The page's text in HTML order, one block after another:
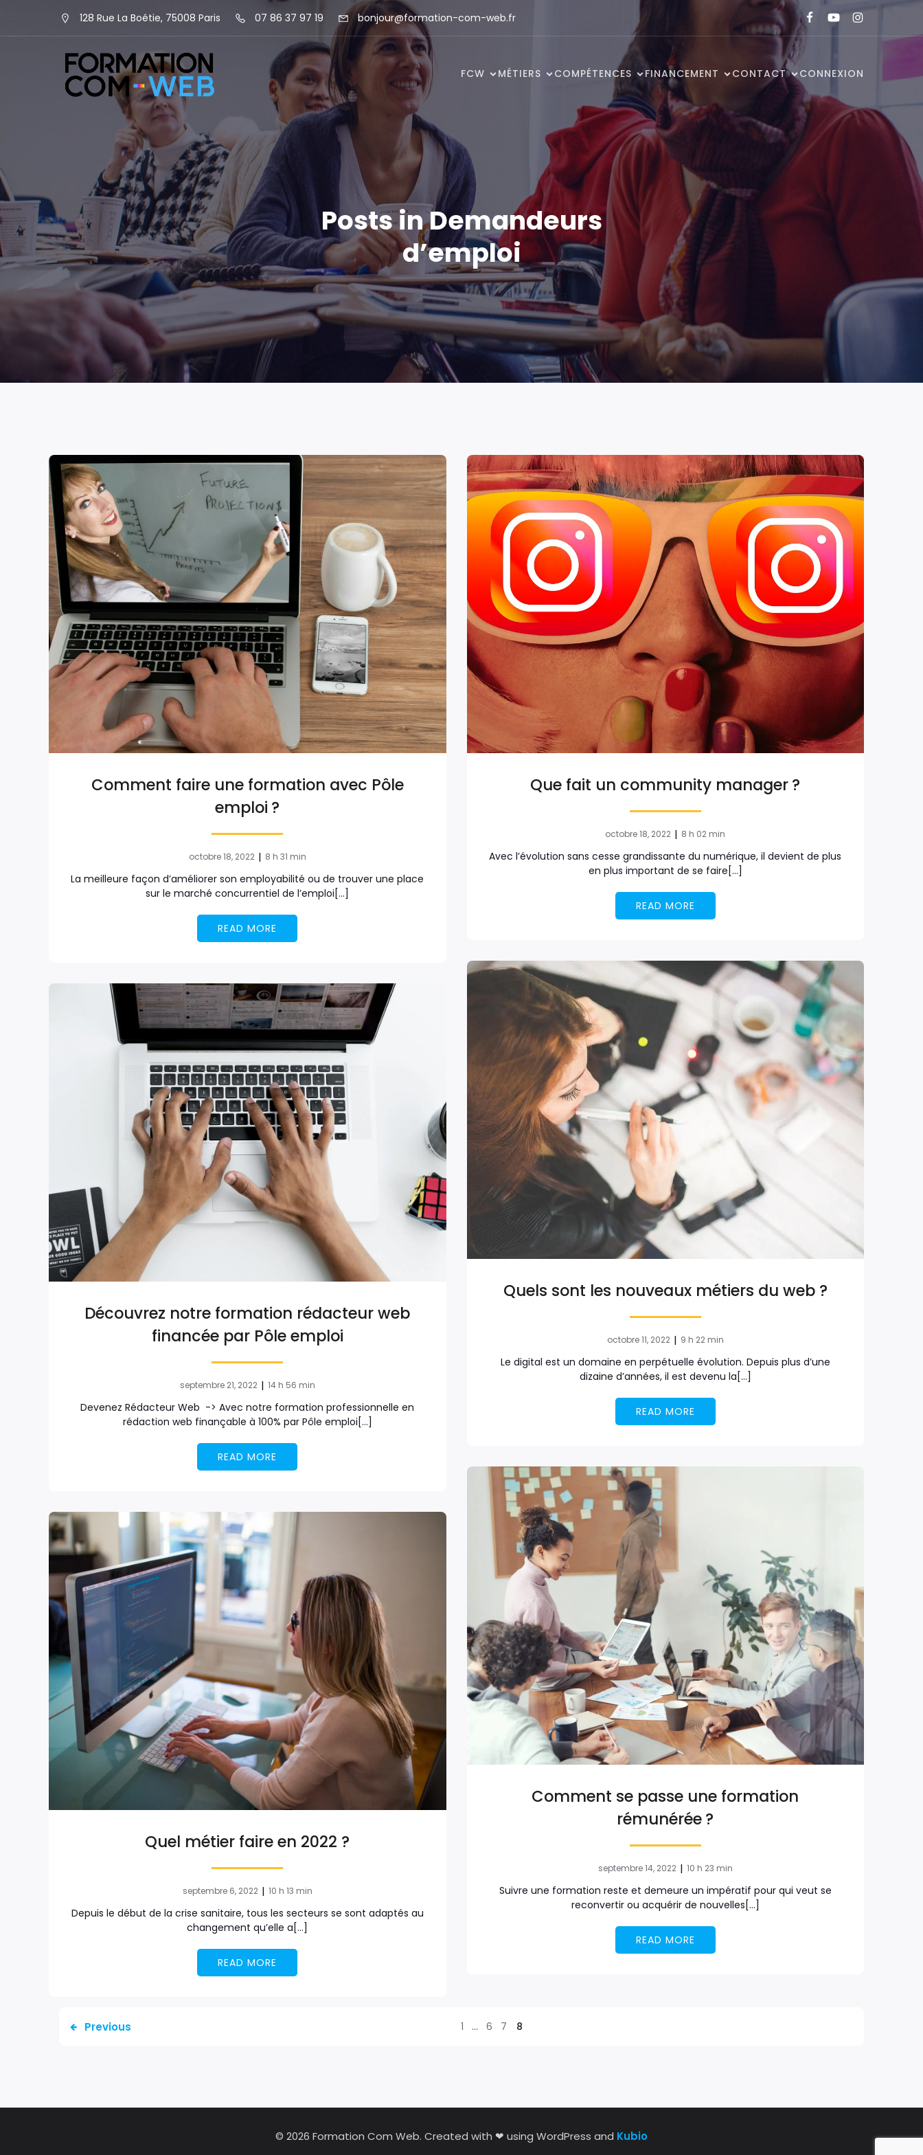
128 Rue La Boétie, 75008 Paris 07 86 37 97 19 bonjour@formation-com-web.fr
FCW MÉTIERS COMPÉTENCES FINANCEMENT CONTACT CONNEXION
Posts in Demandeurs
d’emploi
Comment faire une formation avec Pôle
emploi ?
octobre 18, 2022 | 8 h 31 min
La meilleure façon d’améliorer son employabilité ou de trouver une place
sur le marché concurrentiel de l’emploi[…]
READ MORE
Que fait un community manager ?
octobre 18, 2022 | 8 h 02 min
Avec l’évolution sans cesse grandissante du numérique, il devient de plus
en plus important de se faire[…]
READ MORE
Quels sont les nouveaux métiers du web ?
octobre 11, 2022 | 9 h 22 min
Le digital est un domaine en perpétuelle évolution. Depuis plus d’une
dizaine d’années, il est devenu la[…]
READ MORE
Découvrez notre formation rédacteur web
financée par Pôle emploi
septembre 21, 2022 | 14 h 56 min
Devenez Rédacteur Web -> Avec notre formation professionnelle en
rédaction web finançable à 100% par Pôle emploi[…]
READ MORE
Comment se passe une formation
rémunérée ?
septembre 14, 2022 | 10 h 23 min
Suivre une formation reste et demeure un impératif pour qui veut se
reconvertir ou acquérir de nouvelles[…]
READ MORE
Quel métier faire en 2022 ?
septembre 6, 2022 | 10 h 13 min
Depuis le début de la crise sanitaire, tous les secteurs se sont adaptés au
changement qu’elle a[…]
READ MORE
Previous 1 … 6 7 8
© 2026 Formation Com Web. Created with ❤ using WordPress and Kubio